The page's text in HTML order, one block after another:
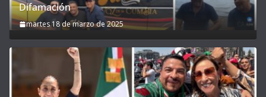
Difamación
martes 18 de marzo de 2025